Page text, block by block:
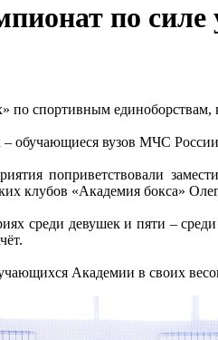
по силе
по спортивным единоборствам,
– обучающиеся вузов МЧС
поприветствовали
клубов «Академия бокса»
среди девушек и пяти –
Академии в своих